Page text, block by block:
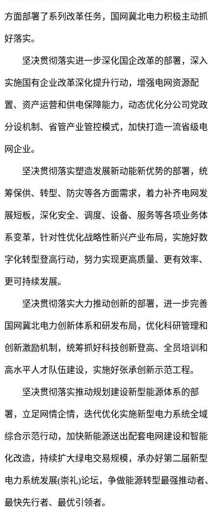
方面部署了系列改革任务，国网冀北电力积极主动抓
好落实。
坚决贯彻落实进一步深化国企改革的部署，深入
实施国有企业改革深化提升行动，增强电网资源配
置、资产运营和供电保障能力，动态优化分公司党政
分设机制、省管产业管控模式，加快打造一流省级电
网企业。
坚决贯彻落实塑造发展新动能新优势的部署，统
筹保供、转型、防灾等各方面需求，着力补齐电网发
展短板，深化安全、调度、设备、服务等各项业务体
系变革，针对性优化战略性新兴产业布局，实施好数
字化转型登高行动，努力实现更高质量、更有效率、
更可持续发展。
坚决贯彻落实大力推动创新的部署，进一步完善
国网冀北电力创新体系和研发布局，优化科研管理和
创新激励机制，统筹抓好科技创新登高、全员培训和
高水平人才队伍建设，实施好张承创新示范工程。
坚决贯彻落实推动规划建设新型能源体系的部
署，立足网情企情，迭代优化实施新型电力系统全域
综合示范行动，加快新能源送出配套电网建设和智能
化改造，持续扩大绿电交易规模，承办好第二届新型
电力系统发展(崇礼)论坛，争做能源转型最强推动者、
最快先行者、最优引领者。